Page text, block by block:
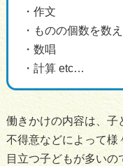
作文
ものの個数を数
数唱
計算 etc…
働きかけの内容は、子
不得意などによって様
目立つ子どもが多いの